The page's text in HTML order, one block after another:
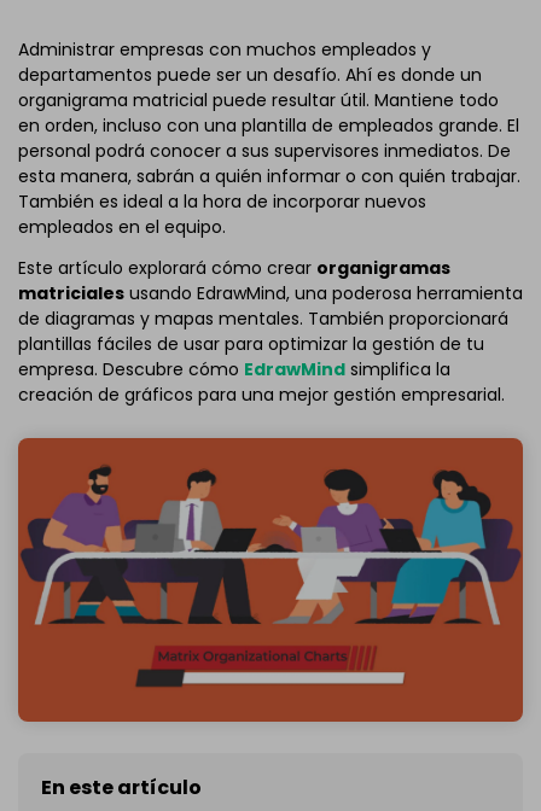
Administrar empresas con muchos empleados y
departamentos puede ser un desafío. Ahí es donde un
organigrama matricial puede resultar útil. Mantiene todo
en orden, incluso con una plantilla de empleados grande. El
personal podrá conocer a sus supervisores inmediatos. De
esta manera, sabrán a quién informar o con quién trabajar.
También es ideal a la hora de incorporar nuevos
empleados en el equipo.
Este artículo explorará cómo crear organigramas
matriciales usando EdrawMind, una poderosa herramienta
de diagramas y mapas mentales. También proporcionará
plantillas fáciles de usar para optimizar la gestión de tu
empresa. Descubre cómo EdrawMind simplifica la
creación de gráficos para una mejor gestión empresarial.
En este artículo